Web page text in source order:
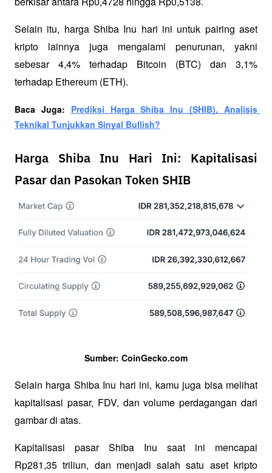
Selain itu, harga Shiba Inu hari ini untuk pairing aset
kripto lainnya juga mengalami penurunan, yakni
sebesar 4,4% terhadap Bitcoin (BTC) dan 3,1%
terhadap Ethereum (ETH).
Baca Juga: Prediksi Harga Shiba Inu (SHIB), Analisis
Teknikal Tunjukkan Sinyal Bullish?
Harga Shiba Inu Hari Ini: Kapitalisasi
Pasar dan Pasokan Token SHIB
Sumber: CoinGecko.com
Selain harga Shiba Inu hari ini, kamu juga bisa melihat
kapitalisasi pasar, FDV, dan volume perdagangan dari
gambar di atas.
Kapitalisasi pasar Shiba Inu saat ini mencapai
Rp281,35 triliun, dan menjadi salah satu aset kripto